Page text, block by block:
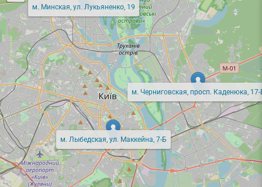
м. Минская, ул. Лукьяненко, 19
м. Лыбедская, ул. Маккейна, 7-Б
м. Черниговская, просп. Каденюка, 17-